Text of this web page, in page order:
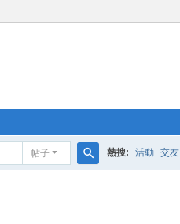
帖子 熱搜: 活動 交友